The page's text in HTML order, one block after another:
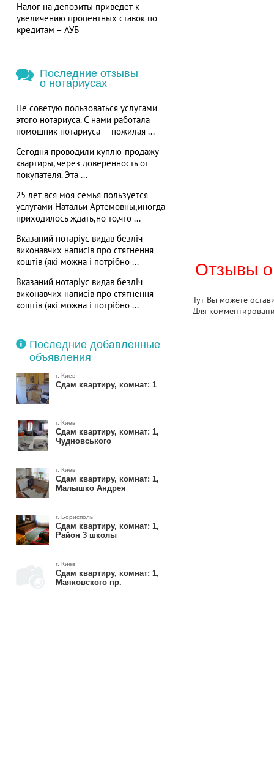
Налог на депозиты приведет к
увеличению процентных ставок по
кредитам – АУБ
Последние отзывы
о нотариусах
Не советую пользоваться услугами
этого нотариуса. С нами работала
помощник нотариуса — пожилая ...
Сегодня проводили куплю-продажу
квартиры, через доверенность от
покупателя. Эта ...
25 лет вся моя семья пользуется
услугами Натальи Артемовны,иногда
приходилось ждать,но то,что ...
Вказаний нотаріус видав безліч
виконавчих написів про стягнення
коштів (які можна і потрібно ...
Вказаний нотаріус видав безліч
виконавчих написів про стягнення
коштів (які можна і потрібно ...
Последние добавленные
объявления
г. Киев
Сдам квартиру, комнат: 1
г. Киев
Сдам квартиру, комнат: 1,
Чудновського
г. Киев
Сдам квартиру, комнат: 1,
Малышко Андрея
г. Борисполь
Сдам квартиру, комнат: 1,
Район 3 школы
г. Киев
Сдам квартиру, комнат: 1,
Маяковского пр.
Отзывы о
Тут Вы можете
Для